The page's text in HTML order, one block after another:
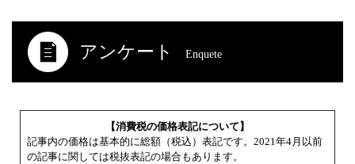
アンケート Enquete
【消費税の価格表記について】
記事内の価格は基本的に総額（税込）表記です。2021年4月以前
の記事に関しては税抜表記の場合もあります。